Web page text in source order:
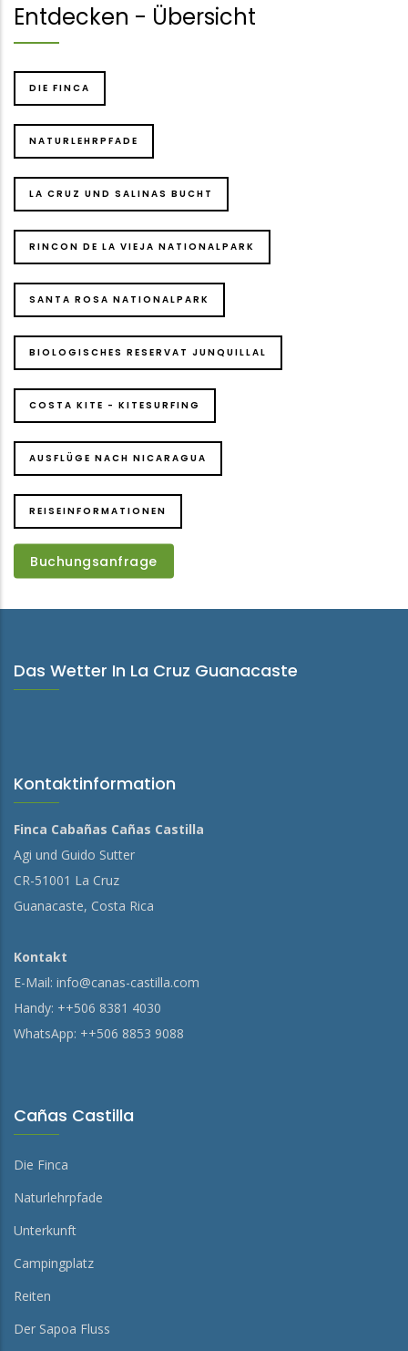
Entdecken - Übersicht
DIE FINCA
NATURLEHRPFADE
LA CRUZ UND SALINAS BUCHT
RINCON DE LA VIEJA NATIONALPARK
SANTA ROSA NATIONALPARK
BIOLOGISCHES RESERVAT JUNQUILLAL
COSTA KITE - KITESURFING
AUSFLÜGE NACH NICARAGUA
REISEINFORMATIONEN
Buchungsanfrage
Buchungsanfrage
Das Wetter In La Cruz Guanacaste
Kontaktinformation
Finca Cabañas Cañas Castilla
Agi und Guido Sutter
CR-51001 La Cruz
Guanacaste, Costa Rica
Kontakt
E-Mail: info@canas-castilla.com
Handy: ++506 8381 4030
WhatsApp: ++506 8853 9088
Cañas Castilla
Die Finca
Naturlehrpfade
Unterkunft
Campingplatz
Reiten
Der Sapoa Fluss